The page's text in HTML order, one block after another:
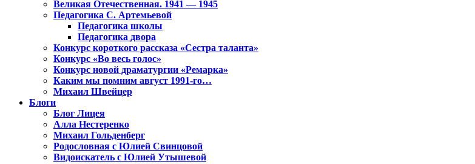
Великая Отечественная. 1941 — 1945
Педагогика С. Артемьевой
Педагогика школы
Педагогика двора
Конкурс короткого рассказа «Сестра таланта»
Конкурс «Во весь голос»
Конкурс новой драматургии «Ремарка»
Каким мы помним август 1991-го…
Михаил Швейцер
Блоги
Блог Лицея
Алла Нестеренко
Михаил Гольденберг
Родословная с Юлией Свинцовой
Видоискатель с Юлией Утышевой